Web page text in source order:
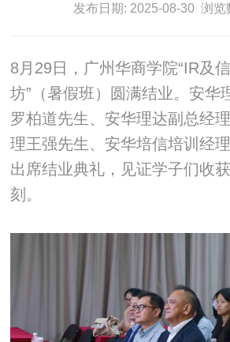
发布日期: 2025-08-30 浏览
8月29日，广州华商学院“IR及
坊”（暑假班）圆满结业。安华
罗柏道先生、安华理达副总经
理王强先生、安华培信培训经
出席结业典礼，见证学子们收
刻。